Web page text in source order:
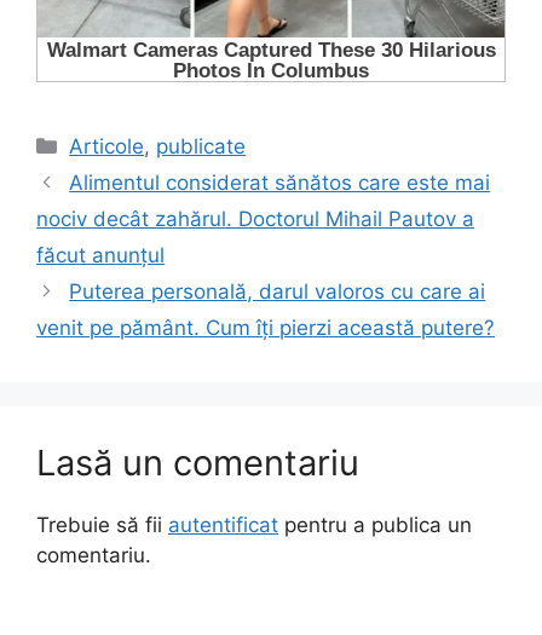
Categorii
Articole, publicate
Alimentul considerat sănătos care este mai
nociv decât zahărul. Doctorul Mihail Pautov a
făcut anunțul
Puterea personală, darul valoros cu care ai
venit pe pământ. Cum îți pierzi această putere?
Lasă un comentariu
Trebuie să fii autentificat pentru a publica un
comentariu.